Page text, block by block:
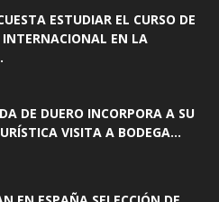
ESTUDIAR EL CURSO DE
INTERNACIONAL EN LA
DE DUERO INCORPORA A SU
VISITA A BODEGA...